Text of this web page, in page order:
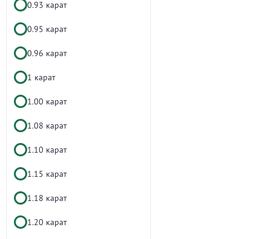
0.93 карат
0.95 карат
0.96 карат
1 карат
1.00 карат
1.08 карат
1.10 карат
1.15 карат
1.18 карат
1.20 карат